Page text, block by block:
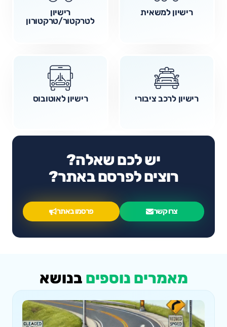
רישיון למשאית
רישיון
לטרקטור/טרקטורון
רישיון לרכב ציבורי רישיון לאוטובוס
יש לכם שאלה?
רוצים לפרסם באתר?
צרו קשר פרסמו באתר
מאמרים נוספים בנושא